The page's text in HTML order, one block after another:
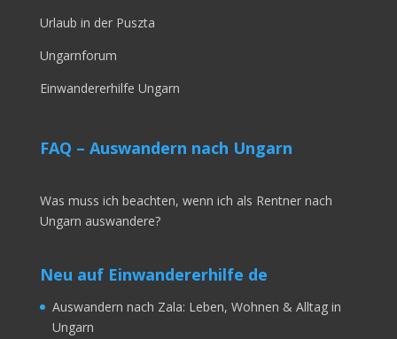
Urlaub in der Puszta
Ungarnforum
Einwandererhilfe Ungarn
FAQ – Auswandern nach Ungarn
Was muss ich beachten, wenn ich als Rentner nach
Ungarn auswandere?
Neu auf Einwandererhilfe de
Auswandern nach Zala: Leben, Wohnen & Alltag in
Ungarn